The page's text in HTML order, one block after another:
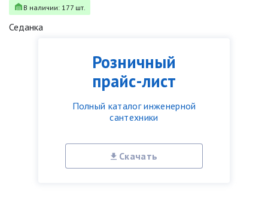
Розничный
прайс-лист
Полный каталог инженерной
сантехники
Скачать
В наличии: 177 шт.
Седанка